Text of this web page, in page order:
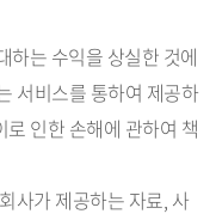
하는 수익을 상실한 것에
서비스를 통하여 제공하
인한 손해에 관하여 책
사가 제공하는 자료, 사